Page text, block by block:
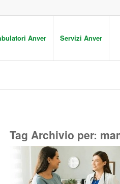
Anver Servizi Anver
Tag Archivio per: